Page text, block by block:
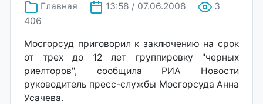
Главная 13:58 / 07.06.2008
3
406
Мосгорсуд приговорил к заключению на срок
от трех до 12 лет группировку "черных
риелторов", сообщила РИА Новости
руководитель пресс-службы Мосгорсуда Анна
Усачева.